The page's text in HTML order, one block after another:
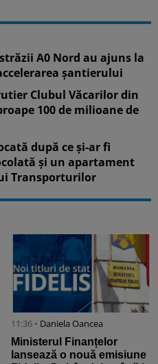
A0 Nord au ajuns la
șantierului
Clubul Văcarilor din
100 de milioane de
după ce și-ar fi
și un apartament
Transporturilor
11:36 • Daniela Oancea
Ministerul Finanțelor
lansează o nouă emisiune